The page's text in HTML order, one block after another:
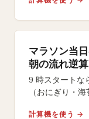
ネガティブスプ
マラソン当
朝の流れ逆
9 時スタートな
（おにぎり・
計算機を使う →